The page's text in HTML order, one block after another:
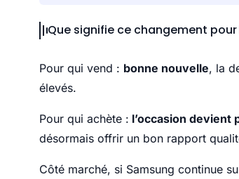
Que signifie ce changement
Pour qui vend : bonne nouvelle, la
élevés.
Pour qui achète : l’occasion devient
désormais offrir un bon rapport
Côté marché, si Samsung continue